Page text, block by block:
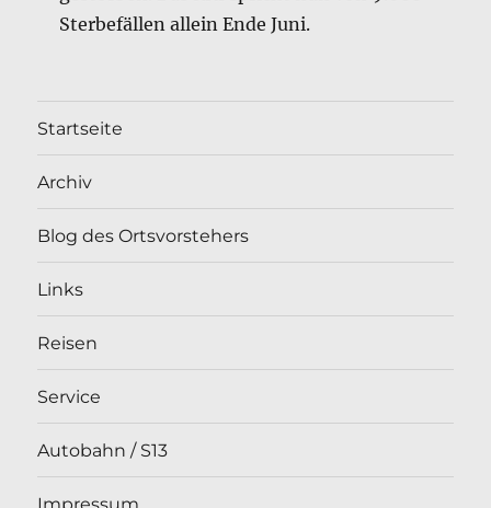
Sterbefällen allein Ende Juni.
Startseite
Archiv
Blog des Ortsvorstehers
Links
Reisen
Service
Autobahn / S13